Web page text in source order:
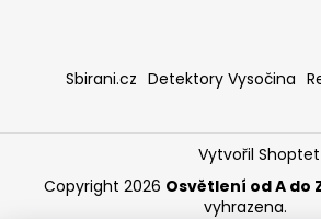
t
Sbirani.cz Detektory Vysočina
Vytvořil Shoptet
Copyright 2026 Osvětlení od A do
vyhrazena.